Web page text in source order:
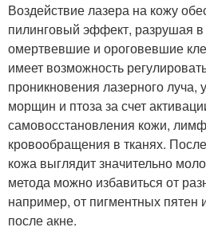
Воздействие лазера на кожу
пилинговый эффект, разрушая
омертвевшие и ороговевшие
имеет возможность
проникновения лазерного луча,
морщин и птоза за счет
самовосстановления кожи,
кровообращения в тканях.
кожа выглядит значительно
метода можно избавиться от
например, от пигментных
после акне.